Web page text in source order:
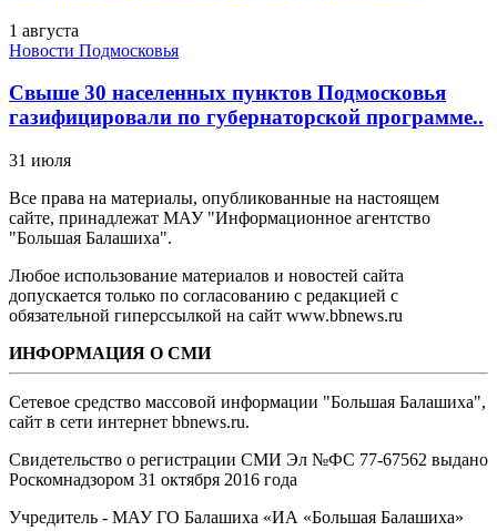
1 августа
Новости Подмосковья
Свыше 30 населенных пунктов Подмосковья
газифицировали по губернаторской программе..
31 июля
Все права на материалы, опубликованные на настоящем
сайте, принадлежат МАУ "Информационное агентство
"Большая Балашиха".
Любое использование материалов и новостей сайта
допускается только по согласованию с редакцией с
обязательной гиперссылкой на сайт www.bbnews.ru
ИНФОРМАЦИЯ О СМИ
Сетевое средство массовой информации "Большая Балашиха",
сайт в сети интернет bbnews.ru.
Свидетельство о регистрации СМИ Эл №ФС ‎77-67562 выдано
Роскомнадзором 31 октября 2016 года
Учредитель - МАУ ГО Балашиха «ИА «Большая Балашиха»